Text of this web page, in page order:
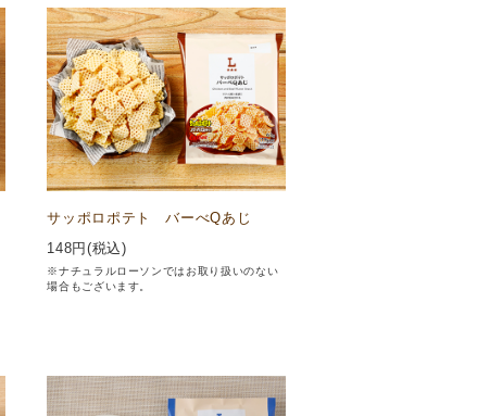
サッポロポテト バーべQあじ
148円(税込)
※ナチュラルローソンではお取り扱いのない
場合もございます。